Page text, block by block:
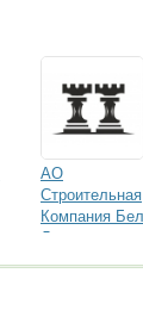
АО
Строительная
Компания
Ладья